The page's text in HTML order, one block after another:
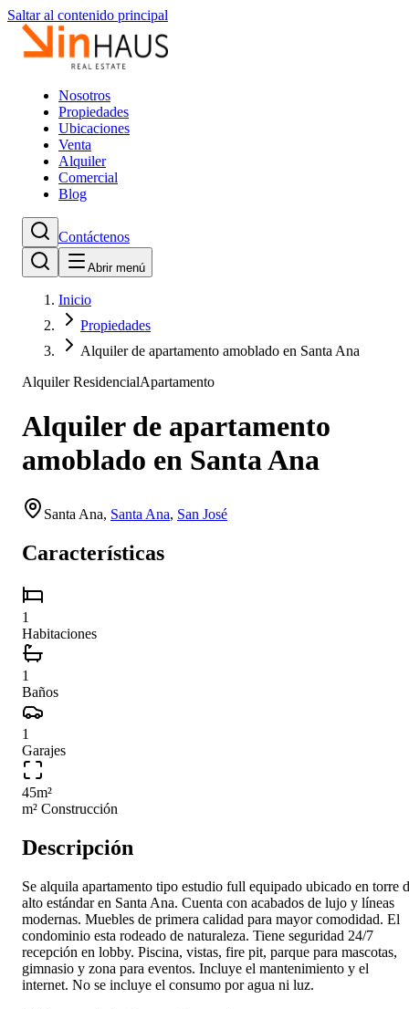
Saltar al contenido principal
Nosotros
Propiedades
Ubicaciones
Venta
Alquiler
Comercial
Blog
Contáctenos
Abrir menú
Inicio
Propiedades
Alquiler de apartamento amoblado en Santa Ana
Alquiler ResidencialApartamento
Alquiler de apartamento
amoblado en Santa Ana
Santa Ana, Santa Ana, San José
Características
1
Habitaciones
1
Baños
1
Garajes
45m²
m² Construcción
Descripción
Se alquila apartamento tipo estudio full equipado ubicado en torre
alto estándar en Santa Ana. Cuenta con acabados de lujo y líneas
modernas. Muebles de primera calidad para mayor comodidad. El
condominio esta rodeado de naturaleza. Tiene seguridad 24/7
recepción en lobby. Piscina, vistas, fire pit, parque para mascotas,
gimnasio y zona para eventos. Incluye el mantenimiento y el
internet. No se incluye el consumo por agua ni luz.